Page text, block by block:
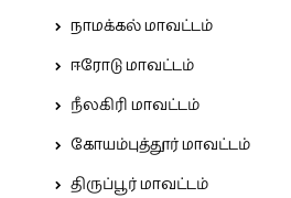
நாமக்கல் மாவட்டம்
ஈரோடு மாவட்டம்
நீலகிரி மாவட்டம்
கோயம்புத்தூர் மாவட்டம்
திருப்பூர் மாவட்டம்